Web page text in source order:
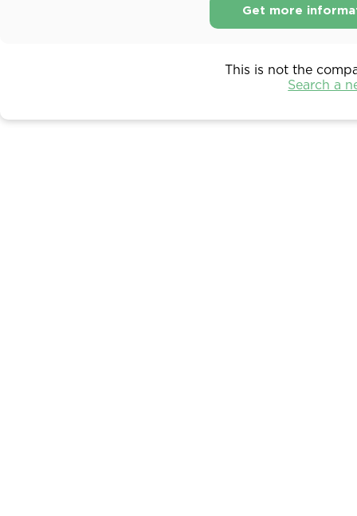
Get more
This is not the
Search a